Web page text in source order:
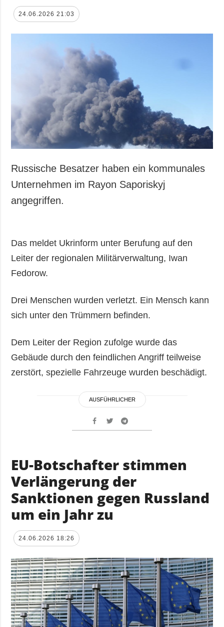
24.06.2026 21:03
Russische Besatzer haben ein kommunales
Unternehmen im Rayon Saporiskyj
angegriffen.
Das meldet Ukrinform unter Berufung auf den
Leiter der regionalen Militärverwaltung, Iwan
Fedorow.
Drei Menschen wurden verletzt. Ein Mensch kann
sich unter den Trümmern befinden.
Dem Leiter der Region zufolge wurde das
Gebäude durch den feindlichen Angriff teilweise
zerstört, spezielle Fahrzeuge wurden beschädigt.
AUSFÜHRLICHER
EU-Botschafter stimmen
Verlängerung der
Sanktionen gegen Russland
um ein Jahr zu
24.06.2026 18:26